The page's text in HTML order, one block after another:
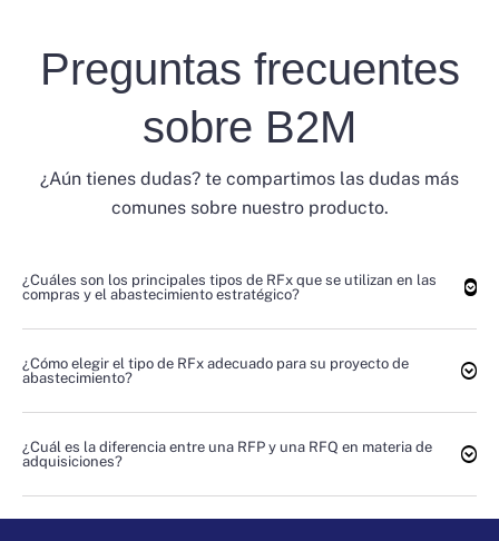
Preguntas frecuentes
sobre B2M
¿Aún tienes dudas? te compartimos las dudas más
comunes sobre nuestro producto.
¿Cuáles son los principales tipos de RFx que se utilizan en las
compras y el abastecimiento estratégico?
¿Cómo elegir el tipo de RFx adecuado para su proyecto de
abastecimiento?
¿Cuál es la diferencia entre una RFP y una RFQ en materia de
adquisiciones?